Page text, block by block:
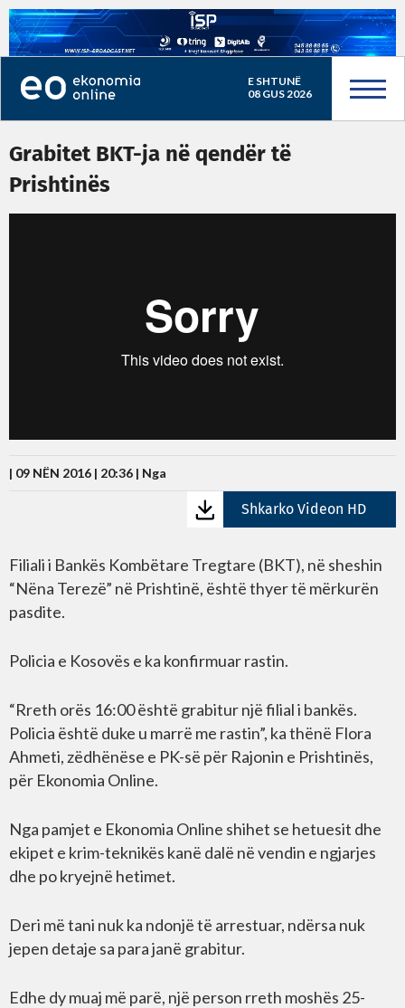
E SHTUNË
08 GUS 2026
Grabitet BKT-ja në qendër të
Prishtinës
| 09 NËN 2016 | 20:36 | Nga
Shkarko Videon HD
Filiali i Bankës Kombëtare Tregtare (BKT), në sheshin
“Nëna Terezë” në Prishtinë, është thyer të mërkurën
pasdite.
Policia e Kosovës e ka konfirmuar rastin.
“Rreth orës 16:00 është grabitur një filial i bankës.
Policia është duke u marrë me rastin”, ka thënë Flora
Ahmeti, zëdhënëse e PK-së për Rajonin e Prishtinës,
për Ekonomia Online.
Nga pamjet e Ekonomia Online shihet se hetuesit dhe
ekipet e krim-teknikës kanë dalë në vendin e ngjarjes
dhe po kryejnë hetimet.
Deri më tani nuk ka ndonjë të arrestuar, ndërsa nuk
jepen detaje sa para janë grabitur.
Edhe dy muaj më parë, një person rreth moshës 25-